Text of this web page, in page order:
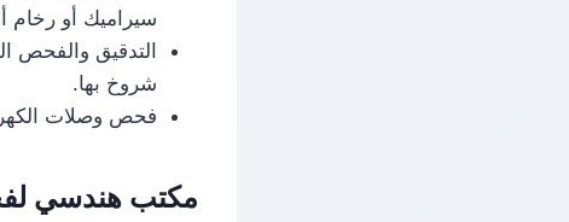
سيراميك أو رخام
التدقيق والفحص
شروخ بها.
فحص وصلات
مكتب هندسي